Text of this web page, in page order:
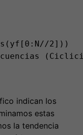
indican los
estas
la tendencia